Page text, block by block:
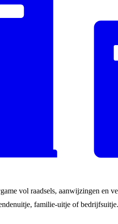
vol raadsels, aanwijzingen
familie-uitje of bedrijfsuitje.